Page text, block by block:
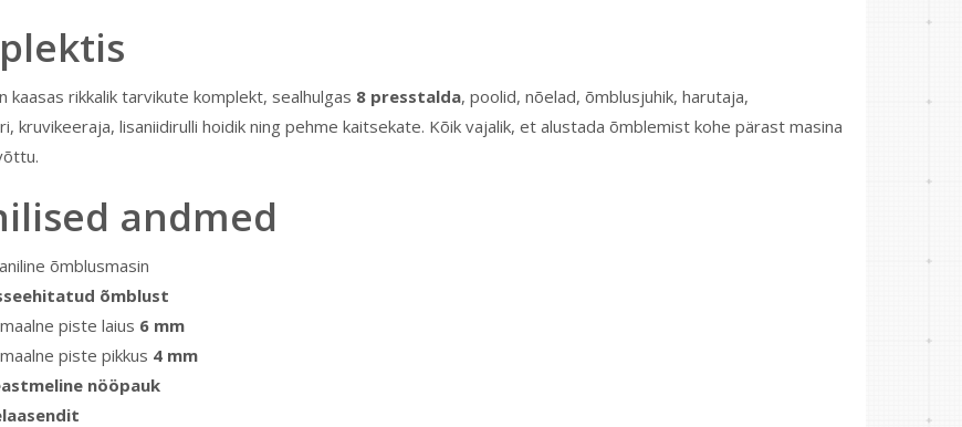
kaasas rikkalik tarvikute komplekt, sealhulgas 8 presstalda, poolid, nõelad, õmblusjuhik, harutaja,
kruvikeeraja, lisaniidirulli hoidik ning pehme kaitsekate. Kõik vajalik, et alustada õmblemist kohe pärast masina
andmed
õmblusmasin
õmblust
piste laius 6 mm
piste pikkus 4 mm
nööpauk